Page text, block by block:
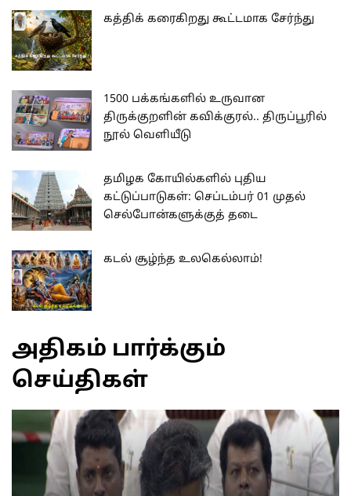
கத்திக் கரைகிறது கூட்டமாக சேர்ந்து
1500 பக்கங்களில் உருவான
திருக்குறளின் கவிக்குரல்.. திருப்பூரில்
நூல் வெளியீடு
தமிழக கோயில்களில் புதிய
கட்டுப்பாடுகள்: செப்டம்பர் 01 முதல்
செல்போன்களுக்குத் தடை
கடல் சூழ்ந்த உலகெல்லாம்!
அதிகம் பார்க்கும்
செய்திகள்